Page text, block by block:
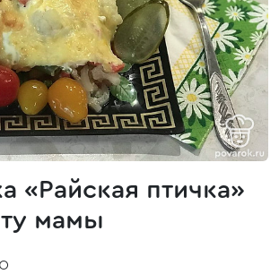
«Райская птичка»
мамы